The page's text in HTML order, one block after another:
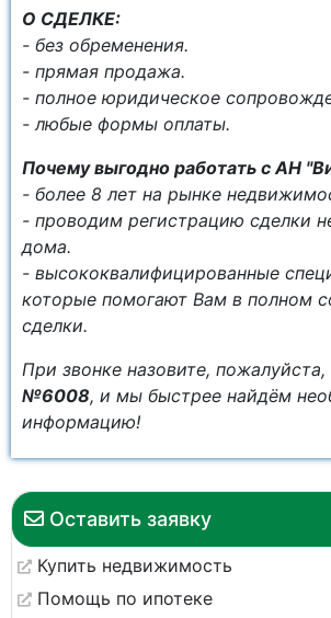
Оставить заявку
Купить недвижимость
Помощь по ипотеке
О СДЕЛКЕ:
- без обременения.
- прямая продажа.
- полное юридическое
- любые формы оплаты.
Почему выгодно работать с АН
- более 8 лет на рынке
- проводим регистрацию сделки
дома.
- высококвалифицированные
которые помогают Вам в полном
сделки.
При звонке назовите, пожалуйста,
№6008, и мы быстрее найдём
информацию!